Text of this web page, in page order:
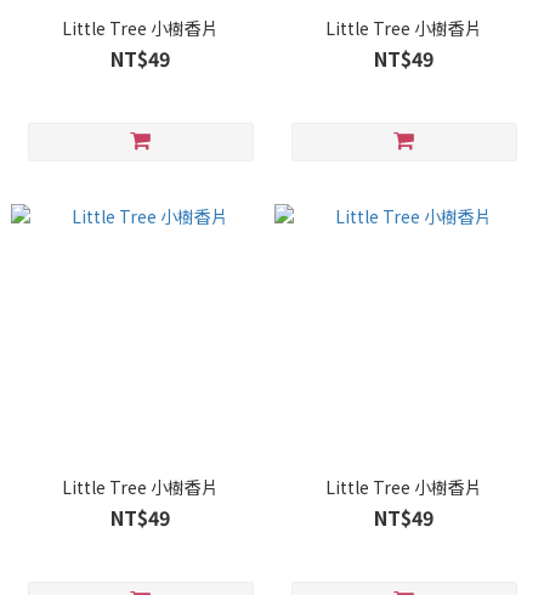
Little Tree 小樹香片
NT$49
Little Tree 小樹香片
NT$49
Little Tree 小樹香片
NT$49
Little Tree 小樹香片
NT$49